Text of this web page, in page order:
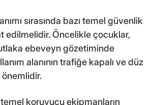
sırasında bazı temel güvenlik
edilmelidir. Öncelikle çocuklar,
ebeveyn gözetiminde
alanının trafiğe kapalı ve düz
önemlidir.
koruyucu ekipmanların